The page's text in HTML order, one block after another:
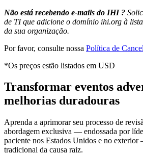
Não está recebendo e-mails do IHI ?
de TI que adicione o domínio ihi.org à
​​da sua organização.
Por favor, consulte nossa Política de
*Os preços estão listados em USD
Transformar eventos
melhorias duradouras
Aprenda a aprimorar seu processo de
abordagem exclusiva — endossada por
paciente nos Estados Unidos e no
tradicional da causa raiz.